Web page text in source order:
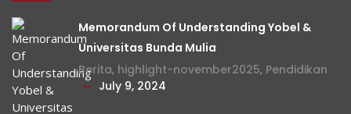
Memorandum Of Understanding Yobel &
Universitas Bunda Mulia
Berita, highlight-november2025, Pendidikan
July 9, 2024